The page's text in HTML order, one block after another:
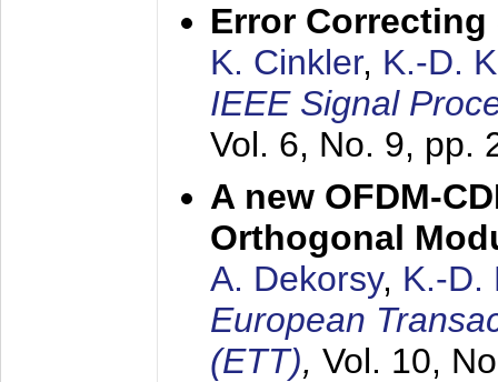
Error
K. Cinkler, K.-D.
IEEE Signal
Vol. 6, No. 9, pp.
A new OFDM-
Orthogonal
A. Dekorsy, K.-D.
European
(ETT), Vol. 10,